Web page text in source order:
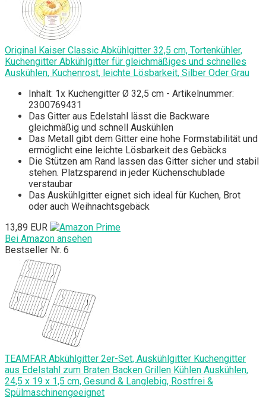
Original Kaiser Classic Abkühlgitter 32,5 cm, Tortenkühler,
Kuchengitter Abkühlgitter für gleichmäßiges und schnelles
Auskühlen, Kuchenrost, leichte Lösbarkeit, Silber Oder Grau
Inhalt: 1x Kuchengitter Ø 32,5 cm - Artikelnummer:
2300769431
Das Gitter aus Edelstahl lässt die Backware
gleichmäßig und schnell Auskühlen
Das Metall gibt dem Gitter eine hohe Formstabilität und
ermöglicht eine leichte Lösbarkeit des Gebäcks
Die Stützen am Rand lassen das Gitter sicher und stabil
stehen. Platzsparend in jeder Küchenschublade
verstaubar
Das Auskühlgitter eignet sich ideal für Kuchen, Brot
oder auch Weihnachtsgebäck
13,89 EUR
Bei Amazon ansehen
Bestseller Nr. 6
TEAMFAR Abkühlgitter 2er-Set, Auskühlgitter Kuchengitter
aus Edelstahl zum Braten Backen Grillen Kühlen Auskühlen,
24,5 x 19 x 1,5 cm, Gesund & Langlebig, Rostfrei &
Spülmaschinengeeignet